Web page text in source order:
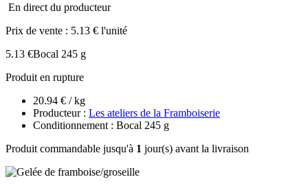
En direct du producteur
Prix de vente : 5.13 € l'unité
5.13 €Bocal 245 g
Produit en rupture
20.94 € / kg
Producteur : Les ateliers de la Framboiserie
Conditionnement : Bocal 245 g
Produit commandable jusqu'à 1 jour(s) avant la livraison